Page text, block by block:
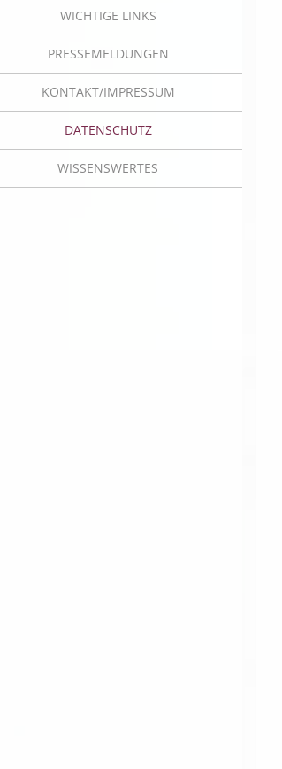
WICHTIGE LINKS
PRESSEMELDUNGEN
KONTAKT/IMPRESSUM
DATENSCHUTZ
WISSENSWERTES